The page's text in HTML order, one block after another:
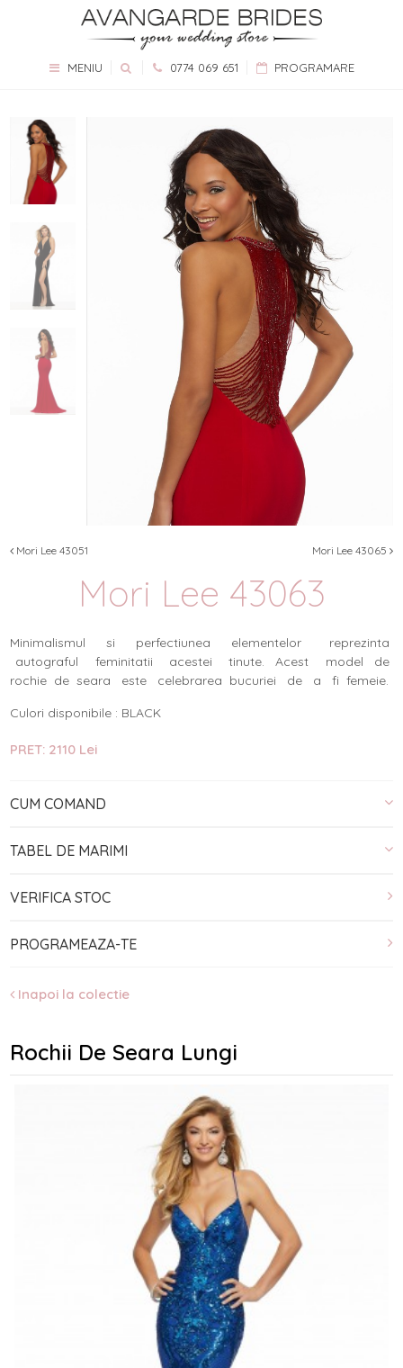
MENIU 0774 069 651 PROGRAMARE
Mori Lee 43051 Mori Lee 43065
Mori Lee 43063
Minimalismul si perfectiunea elementelor reprezinta
autograful feminitatii acestei tinute. Acest model de
rochie de seara este celebrarea bucuriei de a fi femeie.
Culori disponibile : BLACK
PRET: 2110 Lei
CUM COMAND
TABEL DE MARIMI
VERIFICA STOC
PROGRAMEAZA-TE
Inapoi la colectie
Rochii De Seara Lungi